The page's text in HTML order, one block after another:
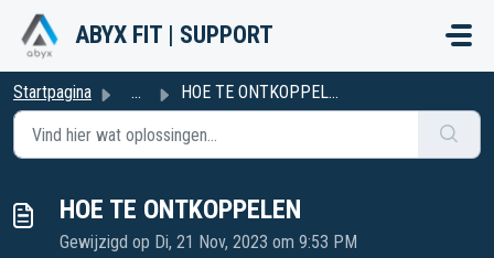
Doorgaan naar hoofdinhoud
ABYX FIT | SUPPORT
Startpagina ... HOE TE ONTKOPPELEN
HOE TE ONTKOPPELEN
Gewijzigd op Di, 21 Nov, 2023 om 9:53 PM